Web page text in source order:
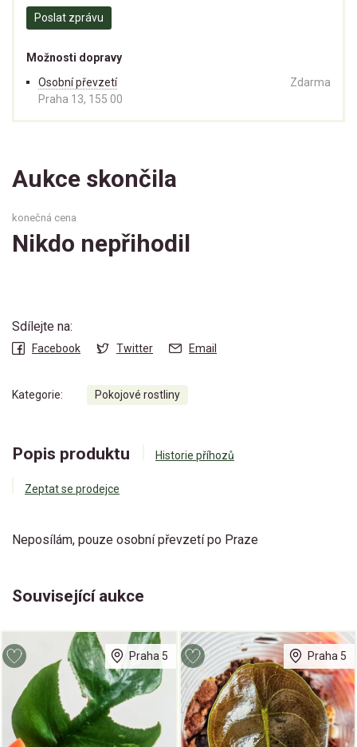
Poslat zprávu
Možnosti dopravy
Osobní převzetí
Praha 13, 155 00
Zdarma
Aukce skončila
konečná cena
Nikdo nepřihodil
Sdílejte na:
Facebook Twitter Email
Kategorie: Pokojové rostliny
Popis produktu Historie příhozů
Zeptat se prodejce
Neposílám, pouze osobní převzetí po Praze
Související aukce
Praha 5 Praha 5